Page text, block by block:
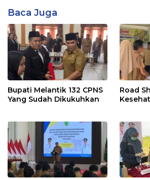
Baca Juga
Bupati Melantik 132 CPNS
Yang Sudah Dikukuhkan
Road